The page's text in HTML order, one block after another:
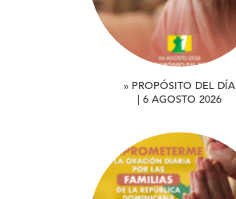
» PROPÓSITO DEL DÍA
| 6 AGOSTO 2026